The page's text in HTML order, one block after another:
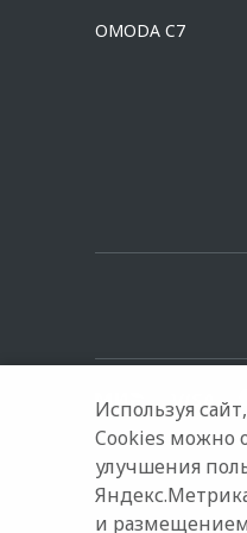
OMODA C7
© 2026 Автокласс
Используя
Cookies можно
улучшения
и